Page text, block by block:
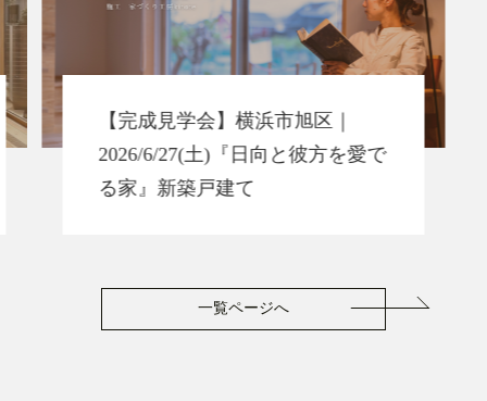
【完成見学会】横浜市旭区｜
2026/6/27(土)『日向と彼方を愛で
る家』新築戸建て
一覧ページへ